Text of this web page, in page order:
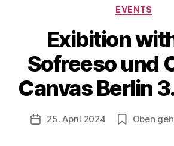
EVENTS
Exibition
Sofreeso und
Canvas Berlin
V
o
B
e
i
Veröffentlichungsdatum
25. April 2024 Oben